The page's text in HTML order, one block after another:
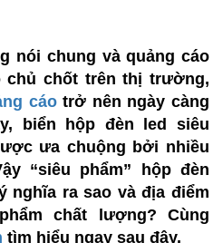
nói chung và quảng cáo
chủ chốt trên thị trường,
cáotrở nên ngày càng
biển hộp đèn led siêu
ưa chuộng bởi nhiều
“siêu phẩm” hộp đèn
nghĩa ra sao và địa điểm
chất lượng? Cùng
tìm hiểu ngay sau đây.